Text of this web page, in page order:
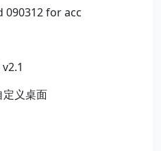
090312 for acc
义桌面